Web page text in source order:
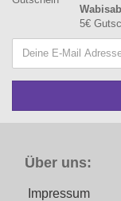
5€
Über uns:
Impressum